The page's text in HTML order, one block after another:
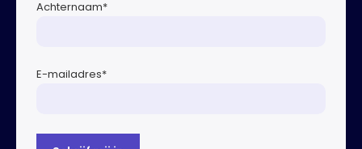
Achternaam*
E-mailadres*